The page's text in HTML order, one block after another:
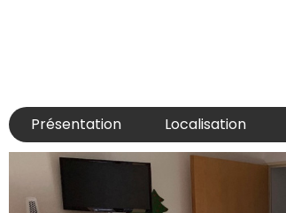
Présentation Localisation